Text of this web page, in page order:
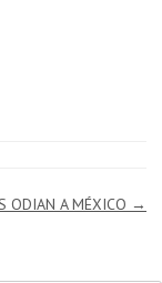
ODIAN A MÉXICO →